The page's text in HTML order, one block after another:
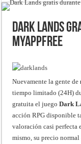
Dark Lands
myAppFree
Nuevamente la gente de
tiempo limitado (24H)
gratuita el juego Dark
acción RPG disponible
valoración casi perfecta
mismo, su precio normal